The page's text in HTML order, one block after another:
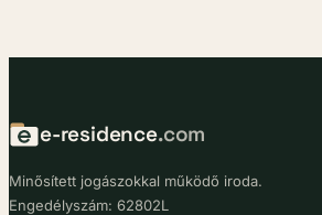
e-residence.com
Minősített jogászokkal működő iroda.
Engedélyszám: 62802L